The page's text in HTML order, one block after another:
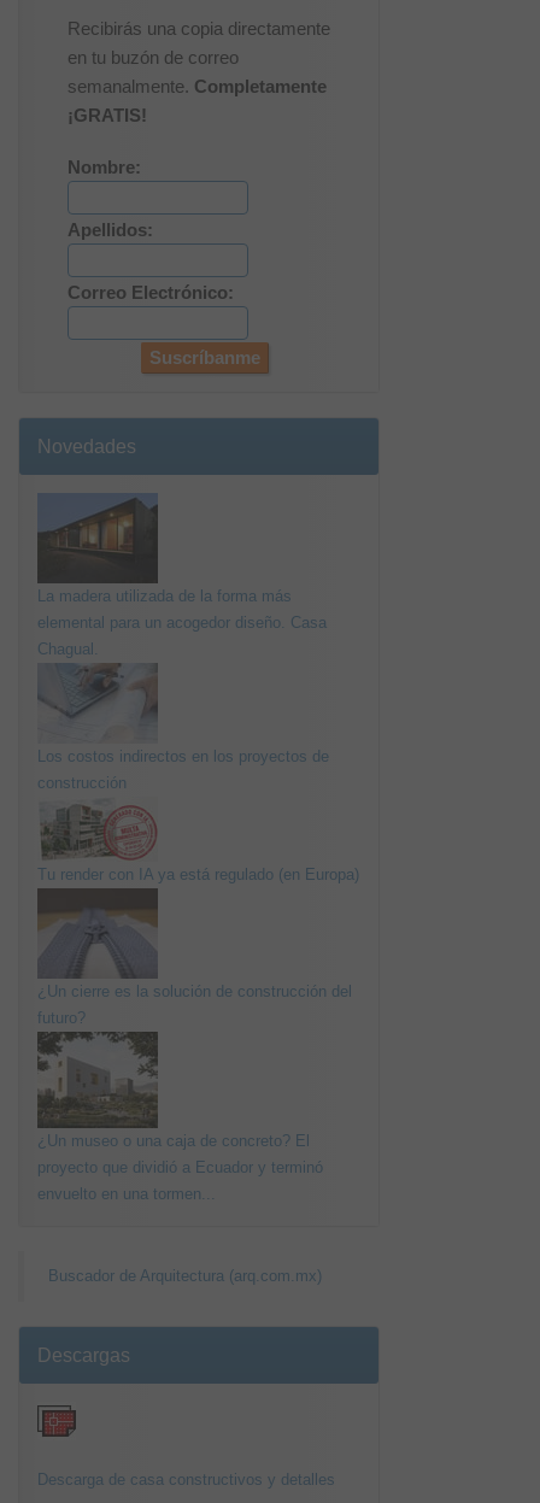
Recibirás una copia directamente
en tu buzón de correo
semanalmente. Completamente
¡GRATIS!
Nombre:
Apellidos:
Correo Electrónico:
Novedades
La madera utilizada de la forma más
elemental para un acogedor diseño. Casa
Chagual.
Los costos indirectos en los proyectos de
construcción
Tu render con IA ya está regulado (en Europa)
¿Un cierre es la solución de construcción del
futuro?
¿Un museo o una caja de concreto? El
proyecto que dividió a Ecuador y terminó
envuelto en una tormen...
Buscador de Arquitectura (arq.com.mx)
Descargas
Descarga de casa constructivos y detalles